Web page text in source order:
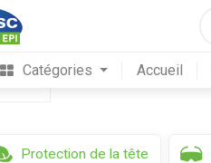
Catégories Accueil
Protection des mains & des bras
Filtres
Protection de la tête